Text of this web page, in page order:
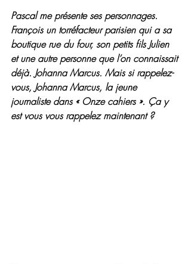
Pascal me présente ses personnages.
François un torréfacteur parisien qui a sa
boutique rue du four, son petits fils Julien
et une autre personne que l’on connaissait
déjà. Johanna Marcus. Mais si rappelez-
vous, Johanna Marcus, la jeune
journaliste dans « Onze cahiers ». Ça y
est vous vous rappelez maintenant ?